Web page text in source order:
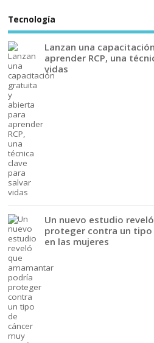
Tecnología
Lanzan una
aprender RCP, una
vidas
Un nuevo estudio
proteger contra un tipo
en las mujeres